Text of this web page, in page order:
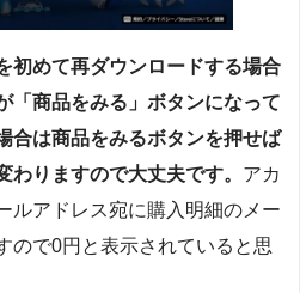
初めて再ダウンロードする場合
「商品をみる」ボタンになって
合は商品をみるボタンを押せば
わりますので大丈夫です。 アカ
ルアドレス宛に購入明細のメー
ので0円と表示されていると思